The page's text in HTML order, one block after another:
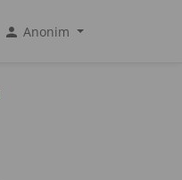
person Anonim